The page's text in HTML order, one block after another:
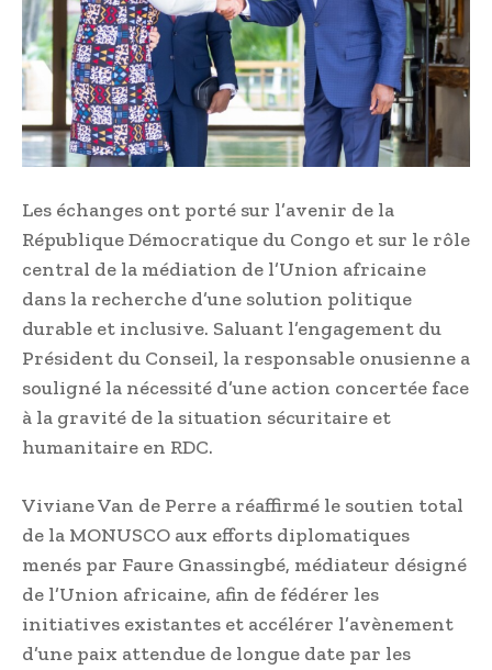
Les échanges ont porté sur l’avenir de la
République Démocratique du Congo et sur le rôle
central de la médiation de l’Union africaine
dans la recherche d’une solution politique
durable et inclusive. Saluant l’engagement du
Président du Conseil, la responsable onusienne a
souligné la nécessité d’une action concertée face
à la gravité de la situation sécuritaire et
humanitaire en RDC.
Viviane Van de Perre a réaffirmé le soutien total
de la MONUSCO aux efforts diplomatiques
menés par Faure Gnassingbé, médiateur désigné
de l’Union africaine, afin de fédérer les
initiatives existantes et accélérer l’avènement
d’une paix attendue de longue date par les